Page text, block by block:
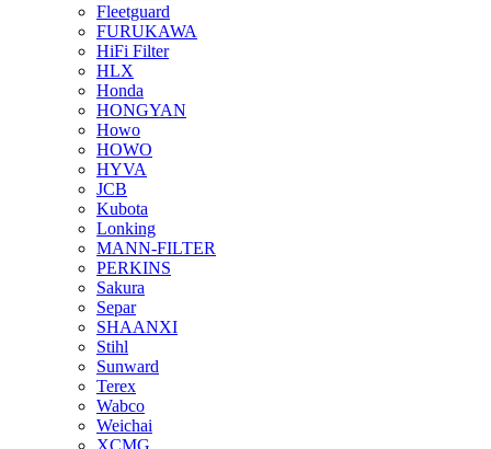
Fleetguard
FURUKAWA
HiFi Filter
HLX
Honda
HONGYAN
Howo
HOWO
HYVA
JCB
Kubota
Lonking
MANN-FILTER
PERKINS
Sakura
Separ
SHAANXI
Stihl
Sunward
Terex
Wabco
Weichai